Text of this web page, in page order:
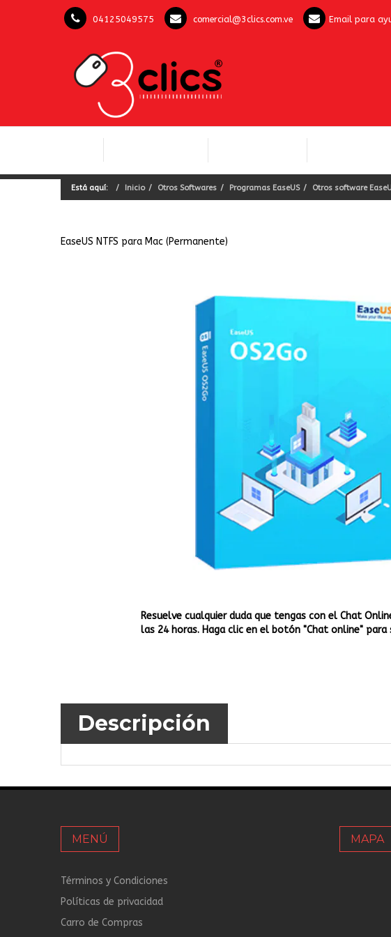
04125049575 comercial@3clics.com.ve Email para
Está aquí: Inicio Otros Softwares Programas EaseUS Otros software
EaseUS NTFS para Mac (Permanente)
Resuelve cualquier duda que tengas con el Chat
las 24 horas. Haga clic en el botón "Chat online" para
Descripción
MENÚ
Términos y Condiciones
Políticas de privacidad
Carro de Compras
MAPA